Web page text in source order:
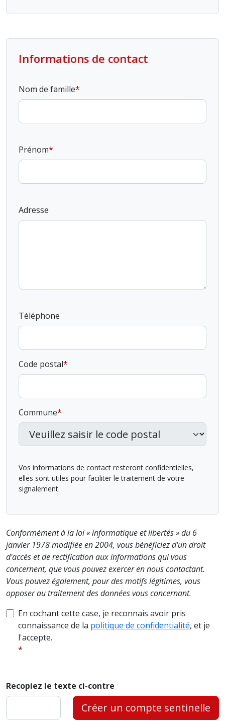
Informations de contact
Nom de famille
Prénom
Adresse
Téléphone
Code postal
Commune
Vos informations de contact resteront confidentielles,
elles sont utiles pour faciliter le traitement de votre
signalement.
Conformément à la loi « informatique et libertés » du 6
janvier 1978 modifiée en 2004, vous bénéficiez d'un droit
d'accès et de rectification aux informations qui vous
concernent, que vous pouvez exercer en nous contactant.
Vous pouvez également, pour des motifs légitimes, vous
opposer au traitement des données vous concernant.
En cochant cette case, je reconnais avoir pris
connaissance de la politique de confidentialité, et je
l'accepte.
Recopiez le texte ci-contre
Créer un compte sentinelle